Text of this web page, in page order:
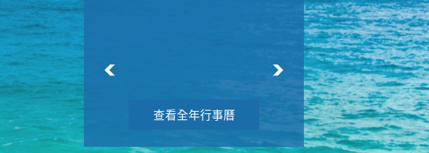
查看全年行事曆